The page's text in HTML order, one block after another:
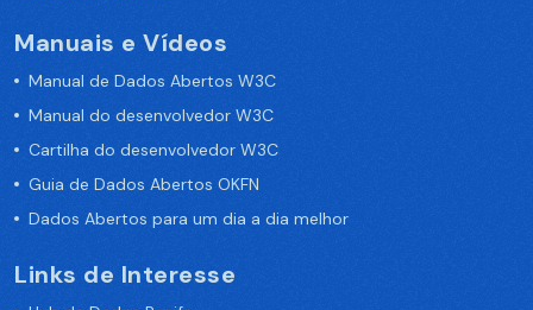
Manuais e Vídeos
Manual de Dados Abertos W3C
Manual do desenvolvedor W3C
Cartilha do desenvolvedor W3C
Guia de Dados Abertos OKFN
Dados Abertos para um dia a dia melhor
Links de Interesse